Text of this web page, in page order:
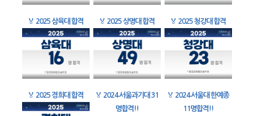
🏅 2025 삼육대 합격 🏅 2025 상명대 합격 🏅 2025 청강대 합격
🏅 2025 경희대 합격 🏅 2024 서울과기대 31
명합격!!
🏅 2024 서울대 한예종
11명합격!!